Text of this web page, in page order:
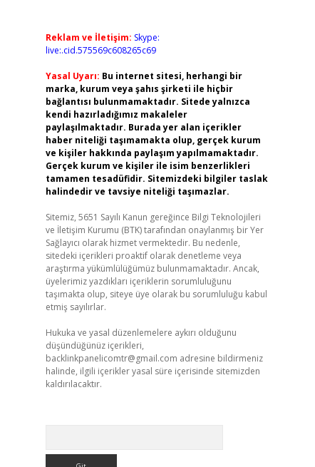
Reklam ve İletişim: Skype:
live:.cid.575569c608265c69
Yasal Uyarı: Bu internet sitesi, herhangi bir
marka, kurum veya şahıs şirketi ile hiçbir
bağlantısı bulunmamaktadır. Sitede yalnızca
kendi hazırladığımız makaleler
paylaşılmaktadır. Burada yer alan içerikler
haber niteliği taşımamakta olup, gerçek kurum
ve kişiler hakkında paylaşım yapılmamaktadır.
Gerçek kurum ve kişiler ile isim benzerlikleri
tamamen tesadüfidir. Sitemizdeki bilgiler taslak
halindedir ve tavsiye niteliği taşımazlar.
Sitemiz, 5651 Sayılı Kanun gereğince Bilgi Teknolojileri
ve İletişim Kurumu (BTK) tarafından onaylanmış bir Yer
Sağlayıcı olarak hizmet vermektedir. Bu nedenle,
sitedeki içerikleri proaktif olarak denetleme veya
araştırma yükümlülüğümüz bulunmamaktadır. Ancak,
üyelerimiz yazdıkları içeriklerin sorumluluğunu
taşımakta olup, siteye üye olarak bu sorumluluğu kabul
etmiş sayılırlar.
Hukuka ve yasal düzenlemelere aykırı olduğunu
düşündüğünüz içerikleri,
backlinkpanelicomtr@gmail.com adresine bildirmeniz
halinde, ilgili içerikler yasal süre içerisinde sitemizden
kaldırılacaktır.